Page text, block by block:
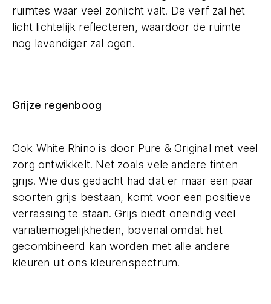
ruimtes waar veel zonlicht valt. De verf zal het
licht lichtelijk reflecteren, waardoor de ruimte
nog levendiger zal ogen.
Grijze regenboog
Ook White Rhino is door Pure & Original met veel
zorg ontwikkelt. Net zoals vele andere tinten
grijs. Wie dus gedacht had dat er maar een paar
soorten grijs bestaan, komt voor een positieve
verrassing te staan. Grijs biedt oneindig veel
variatiemogelijkheden, bovenal omdat het
gecombineerd kan worden met alle andere
kleuren uit ons kleurenspectrum.